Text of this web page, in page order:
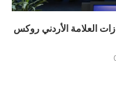
العلامة الأردني روكس